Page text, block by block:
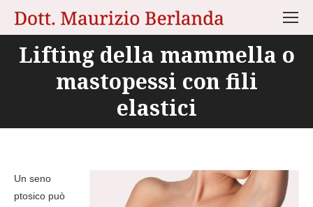
Lifting della mammella o
mastopessi con fili
elastici
You are here:
Un seno
ptosico può